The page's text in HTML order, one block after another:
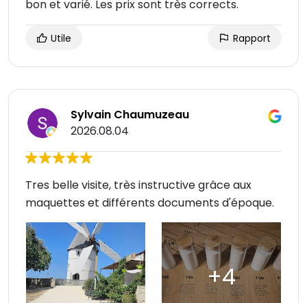
bon et varié. Les prix sont très corrects.
Utile Rapport
Sylvain Chaumuzeau
2026.08.04
Tres belle visite, très instructive grâce aux
maquettes et différents documents d'époque.